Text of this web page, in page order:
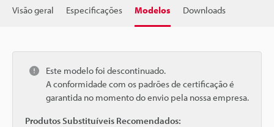
Visão geral Especificações Modelos Downloads
Este modelo foi descontinuado.
A conformidade com os padrões de certificação é
garantida no momento do envio pela nossa empresa.
Produtos Substituíveis Recomendados: